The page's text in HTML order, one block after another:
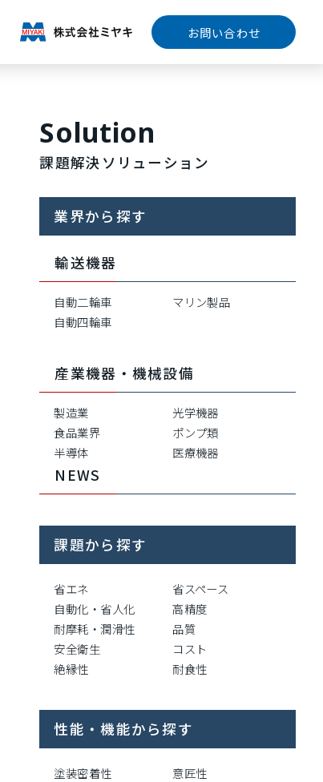
お問い合わせ
Solution
課題解決ソリューション
業界から探す
輸送機器
自動二輪車
マリン製品
自動四輪車
産業機器・機械設備
製造業
光学機器
食品業界
ポンプ類
半導体
医療機器
NEWS
課題から探す
省エネ
省スペース
自動化・省人化
高精度
耐摩耗・潤滑性
品質
安全衛生
コスト
絶縁性
耐食性
性能・機能から探す
塗装密着性
意匠性